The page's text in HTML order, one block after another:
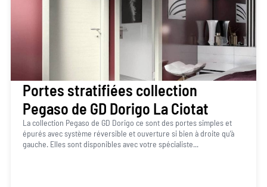
Portes stratifiées collection
Pegaso de GD Dorigo La Ciotat
La collection Pegaso de GD Dorigo ce sont des portes simples et
épurés avec système réversible et ouverture si bien à droite qu’à
gauche. Elles sont disponibles avec votre spécialiste...